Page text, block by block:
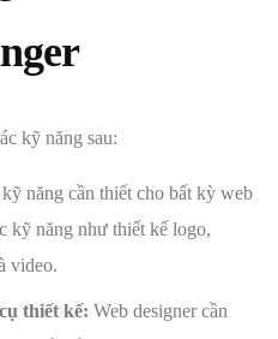
kỹ năng sau:
năng cần thiết cho bất kỳ web
kỹ năng như thiết kế logo,
video.
thiết kế: Web designer cần